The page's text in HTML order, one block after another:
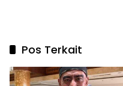
Pos Terkait